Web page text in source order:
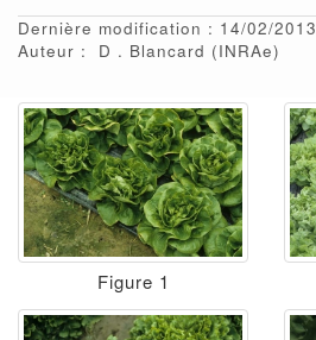
Dernière modification : 14/02/2013
Auteur :
D Blancard (INRAe)
Figure 1